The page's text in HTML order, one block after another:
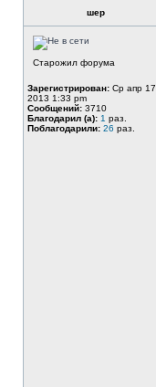
шер
Старожил форума
Зарегистрирован: Ср апр 17,
2013 1:33 pm
Сообщений: 3710
Благодарил (а): 1 раз.
Поблагодарили: 26 раз.